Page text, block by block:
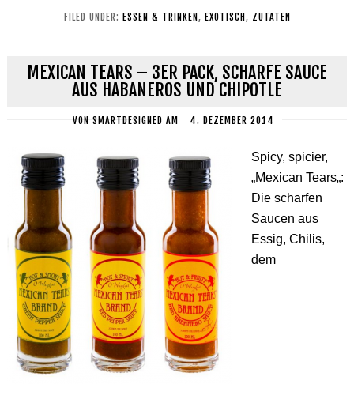
FILED UNDER: ESSEN & TRINKEN , EXOTISCH , ZUTATEN
MEXICAN TEARS – 3ER PACK, SCHARFE SAUCE
AUS HABANEROS UND CHIPOTLE
VON SMARTDESIGNED AM 4. DEZEMBER 2014
Spicy, spicier,
„Mexican Tears„:
Die scharfen
Saucen aus
Essig, Chilis,
dem